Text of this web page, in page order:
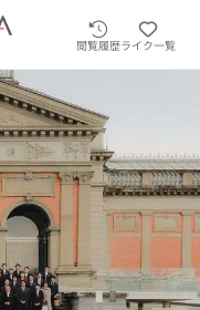
閲覧履歴ライク一覧